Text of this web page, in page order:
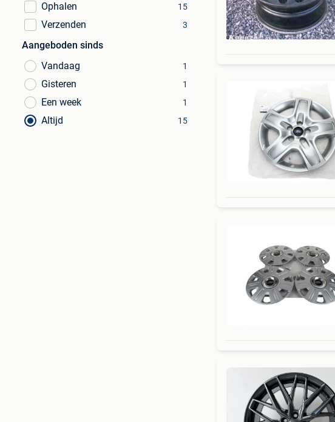
Ophalen
15
Verzenden 3
Aangeboden sinds
Vandaag
1
Gisteren 1
Een week 1
Altijd 15